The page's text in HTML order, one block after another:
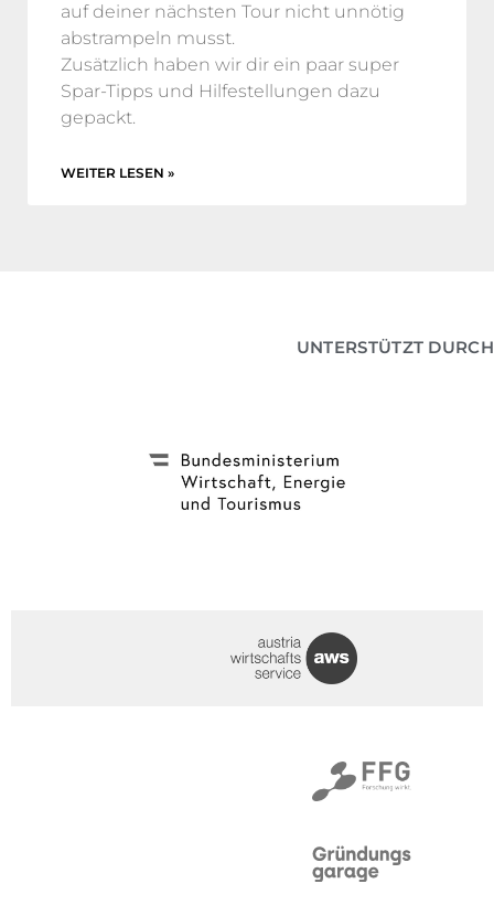
auf deiner nächsten Tour nicht unnötig
abstrampeln musst.
Zusätzlich haben wir dir ein paar super
Spar-Tipps und Hilfestellungen dazu
gepackt.
WEITER LESEN »
UNTERSTÜTZT DURCH